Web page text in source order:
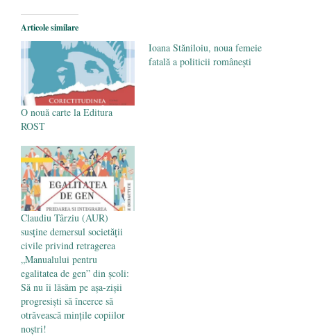
are prea puțin a face cu informarea
mai 2020
Articole similare
O nouă carte la Editura
ROST
Ioana Stăniloiu, noua femeie
fatală a politicii românești
Claudiu Târziu (AUR)
susține demersul societății
civile privind retragerea
„Manualului pentru
egalitatea de gen” din școli:
Să nu îi lăsăm pe așa-zișii
progresiști să încerce să
otrăvească mințile copiilor
noștri!